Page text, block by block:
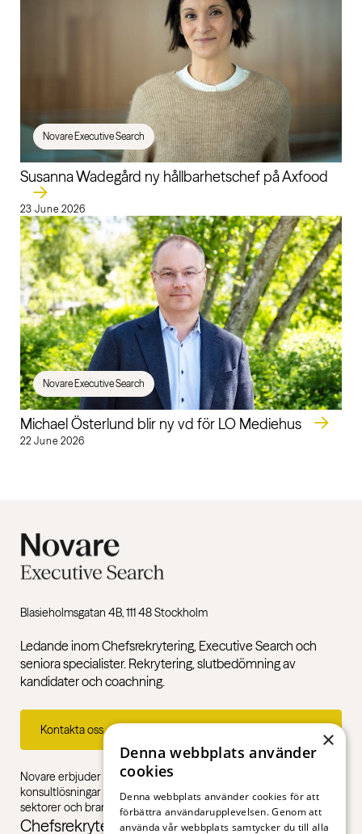
Novare Executive Search
Susanna Wadegård ny hållbarhetschef på Axfood
23 June 2026
Novare Executive Search
Michael Österlund blir ny vd för LO Mediehus
22 June 2026
Blasieholmsgatan 4B, 111 48 Stockholm
Ledande inom Chefsrekrytering, Executive Search och
seniora specialister. Rekrytering, slutbedömning av
kandidater och coachning.
Kontakta oss
Novare erbjuder specialistkompetens inom rekrytering,
konsultlösningar och ledarskapsutbildningar, gentemot alla
sektorer och branscher – från första jobb till chefsnivå.
Chefsrekrytering
×
Denna webbplats använder
cookies
Denna webbplats använder cookies för att
förbättra användarupplevelsen. Genom att
använda vår webbplats samtycker du till alla